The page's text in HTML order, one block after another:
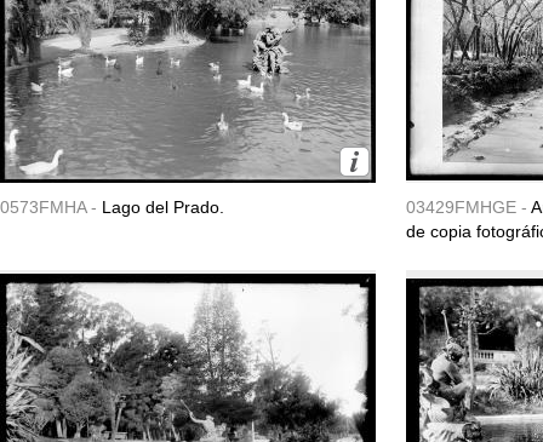
0573FMHA - Lago del Prado. 03429FMHGE -
de copia